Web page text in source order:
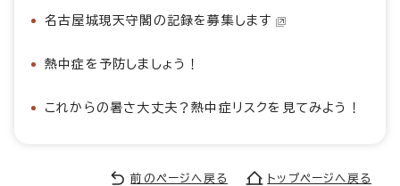
名古屋城現天守閣の記録を募集します
熱中症を予防しましょう！
これからの暑さ大丈夫？熱中症リスクを見てみよう！
前のページへ戻る トップページへ戻る